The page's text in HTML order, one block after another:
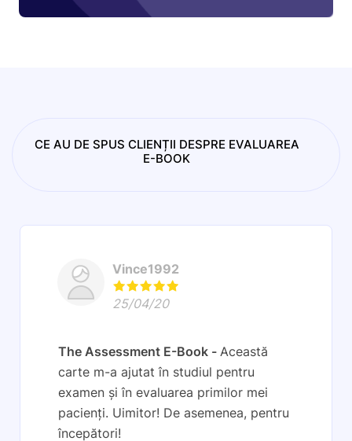
CE AU DE SPUS CLIENȚII DESPRE EVALUAREA
E-BOOK
Vince1992
25/04/20
The Assessment E-Book
Această
carte m-a ajutat în studiul pentru
examen și în evaluarea primilor mei
pacienți. Uimitor! De asemenea, pentru
începători!